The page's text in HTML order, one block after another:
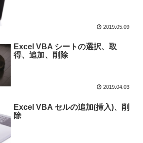
2019.05.09
Excel VBA シートの選択、取
得、追加、削除
2019.04.03
Excel VBA セルの追加(挿入)、削
除